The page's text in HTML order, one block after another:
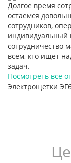
Долгое время
остаемся
сотрудников,
индивидуальный
сотрудничество
всем, кто ищет
задач.
Посмотреть все
Электрощетки